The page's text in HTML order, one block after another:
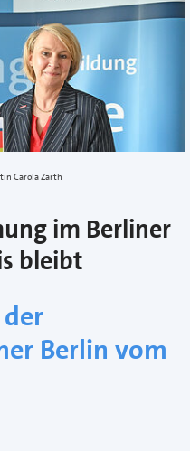
Carola Zarth
im Berliner
bleibt
Berlin vom